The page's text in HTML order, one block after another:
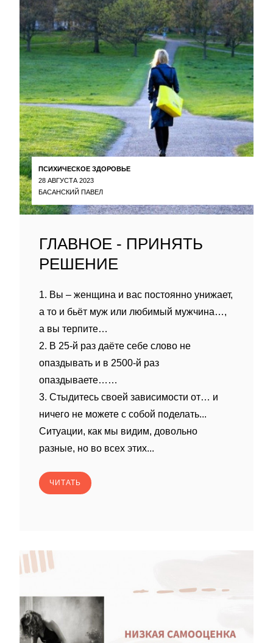
ПСИХИЧЕСКОЕ ЗДОРОВЬЕ
28 АВГУСТА 2023
БАСАНСКИЙ ПАВЕЛ
ГЛАВНОЕ - ПРИНЯТЬ
РЕШЕНИЕ
1. Вы – женщина и вас постоянно унижает,
а то и бьёт муж или любимый мужчина…,
а вы терпите…
2. В 25-й раз даёте себе слово не
опаздывать и в 2500-й раз
опаздываете……
3. Стыдитесь своей зависимости от… и
ничего не можете с собой поделать...
Ситуации, как мы видим, довольно
разные, но во всех этих...
ЧИТАТЬ